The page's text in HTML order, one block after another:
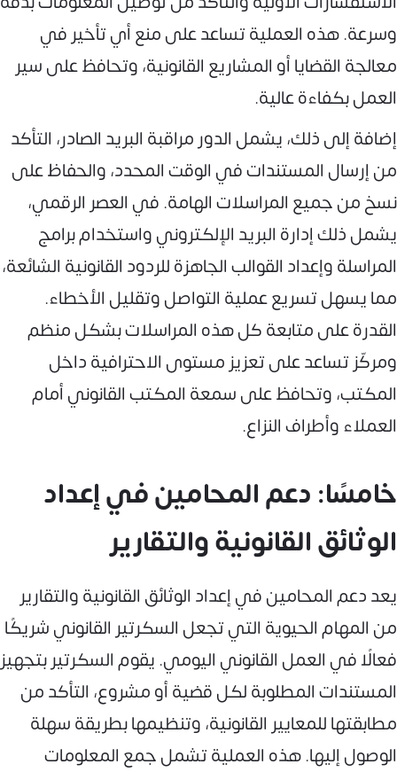
وسرعة. هذه العملية تساعد على منع أي تأخير في
معالجة القضايا أو المشاريع القانونية، وتحافظ على سير
العمل بكفاءة عالية.
إضافة إلى ذلك، يشمل الدور مراقبة البريد الصادر، التأكد
من إرسال المستندات في الوقت المحدد، والحفاظ على
نسخ من جميع المراسلات الهامة. في العصر الرقمي،
يشمل ذلك إدارة البريد الإلكتروني واستخدام برامج
المراسلة وإعداد القوالب الجاهزة للردود القانونية الشائعة،
مما يسهل تسريع عملية التواصل وتقليل الأخطاء.
القدرة على متابعة كل هذه المراسلات بشكل منظم
ومركّز تساعد على تعزيز مستوى الاحترافية داخل
المكتب، وتحافظ على سمعة المكتب القانوني أمام
العملاء وأطراف النزاع.
خامسًا: دعم المحامين في إعداد
الوثائق القانونية والتقارير
يعد دعم المحامين في إعداد الوثائق القانونية والتقارير
من المهام الحيوية التي تجعل السكرتير القانوني شريكًا
فعالًا في العمل القانوني اليومي. يقوم السكرتير بتجهيز
المستندات المطلوبة لكل قضية أو مشروع، التأكد من
مطابقتها للمعايير القانونية، وتنظيمها بطريقة سهلة
الوصول إليها. هذه العملية تشمل جمع المعلومات